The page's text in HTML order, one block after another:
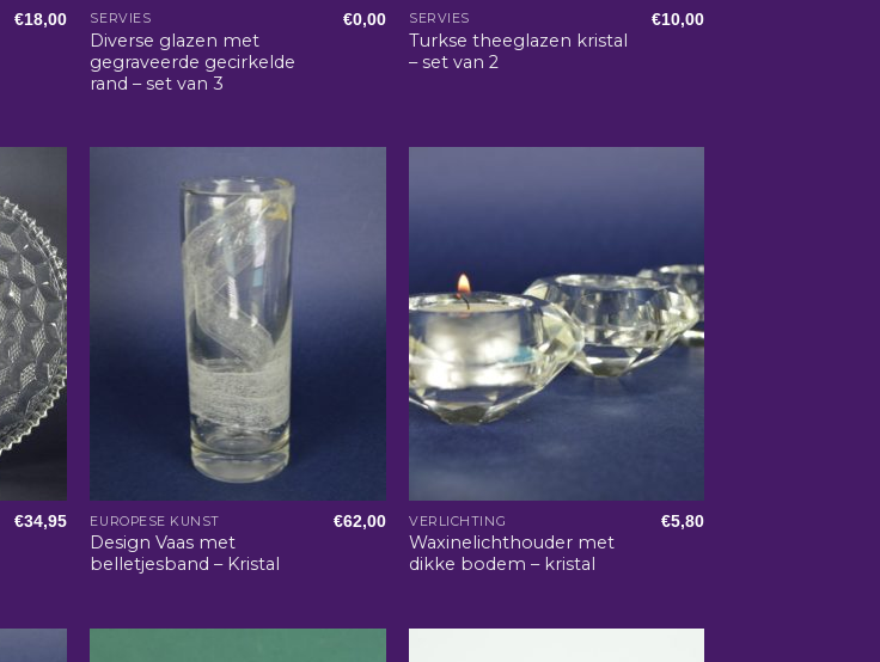
€18,00 SERVIES
Diverse glazen met
gegraveerde gecirkelde
rand – set van 3
€0,00 SERVIES
Turkse theeglazen kristal
– set van 2
€10,00
€34,95 EUROPESE KUNST
Design Vaas met
belletjesband – Kristal
€62,00 VERLICHTING
Waxinelichthouder met
dikke bodem – kristal
€5,80